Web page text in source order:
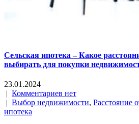
Сельская ипотека – Какое
выбирать для покупки
23.01.2024
| Комментариев нет
| Выбор недвижимости, Расстояние
ипотека